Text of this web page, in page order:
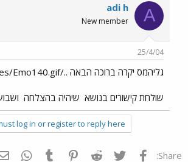
A
adi h
New member
25/4/04
גליהמס יקרה ברוכה הבאה ../images/Emo140.gif
שולחת קישורים בנושא שיהיה בהצלחה
log in or register to reply here.
Share: פייסבוק Twitter
Reddit
Pinterest
Tumblr